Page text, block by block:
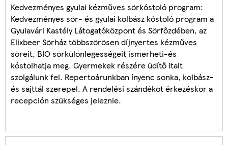
Kedvezményes gyulai kézműves sörkóstoló program:
Kedvezményes sör- és gyulai kolbász kóstoló program a
Gyulavári Kastély Látogatóközpont és Sörfőzdében, az
Elixbeer Sörház többszörösen díjnyertes kézműves
söreit, BIO sörkülönlegességeit ismerheti-és
kóstolhatja meg. Gyermekek részére üdítő italt
szolgálunk fel. Repertoárunkban ínyenc sonka, kolbász-
és sajttál szerepel. A rendelési szándékot érkezéskor a
recepción szükséges jeleznie.